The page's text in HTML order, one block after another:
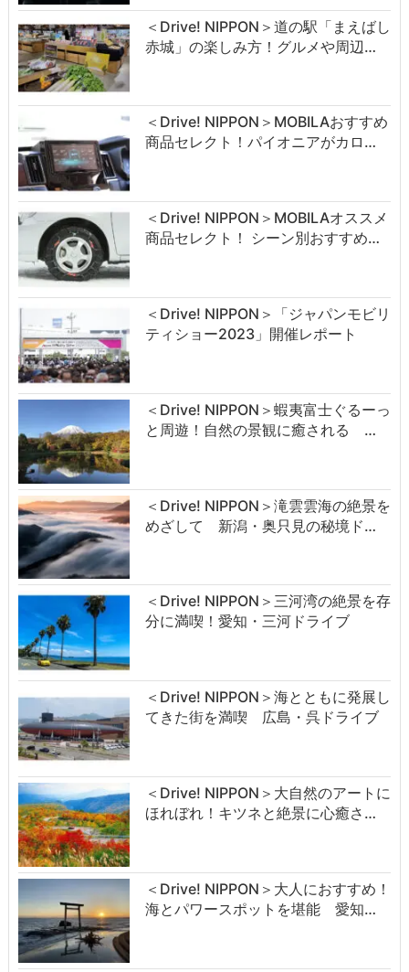
＜Drive! NIPPON＞道の駅「まえばし
赤城」の楽しみ方！グルメや周辺…
＜Drive! NIPPON＞MOBILAおすすめ
商品セレクト！パイオニアがカロ…
＜Drive! NIPPON＞MOBILAオススメ
商品セレクト！ シーン別おすすめ…
＜Drive! NIPPON＞「ジャパンモビリ
ティショー2023」開催レポート
＜Drive! NIPPON＞蝦夷富士ぐるーっ
と周遊！自然の景観に癒される …
＜Drive! NIPPON＞滝雲雲海の絶景を
めざして 新潟・奥只見の秘境ド…
＜Drive! NIPPON＞三河湾の絶景を存
分に満喫！愛知・三河ドライブ
＜Drive! NIPPON＞海とともに発展し
てきた街を満喫 広島・呉ドライブ
＜Drive! NIPPON＞大自然のアートに
ほれぼれ！キツネと絶景に心癒さ…
＜Drive! NIPPON＞大人におすすめ！
海とパワースポットを堪能 愛知…